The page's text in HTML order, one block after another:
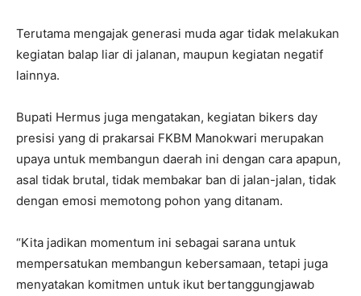
Terutama mengajak generasi muda agar tidak melakukan
kegiatan balap liar di jalanan, maupun kegiatan negatif
lainnya.
Bupati Hermus juga mengatakan, kegiatan bikers day
presisi yang di prakarsai FKBM Manokwari merupakan
upaya untuk membangun daerah ini dengan cara apapun,
asal tidak brutal, tidak membakar ban di jalan-jalan, tidak
dengan emosi memotong pohon yang ditanam.
“Kita jadikan momentum ini sebagai sarana untuk
mempersatukan membangun kebersamaan, tetapi juga
menyatakan komitmen untuk ikut bertanggungjawab